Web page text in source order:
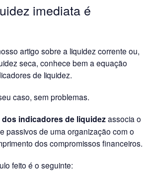
imediata é
artigo sobre a liquidez corrente ou,
seca, conhece bem a equação
de liquidez.
caso, sem problemas.
indicadores de liquidezassocia o
passivos de uma organização com o
dos compromissos financeiros.
feito é o seguinte: